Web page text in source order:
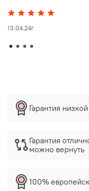
13.04.24г
Гарантия
Гарантия
можно вернуть
100%